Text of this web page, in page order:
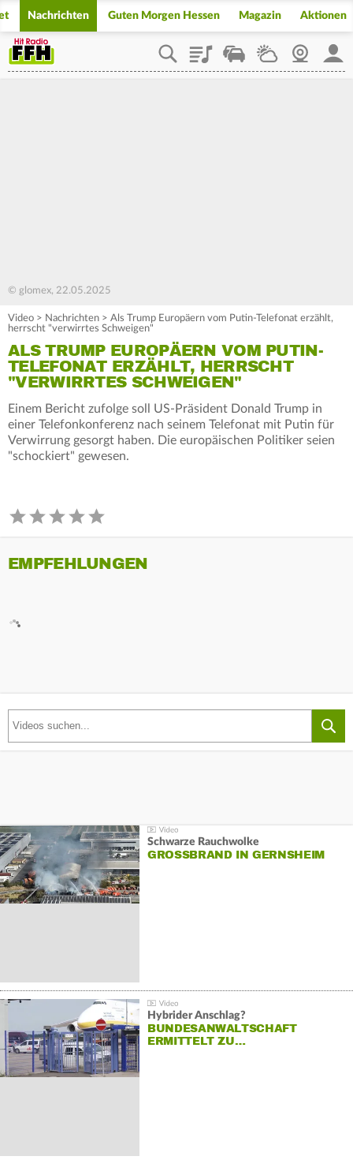
Nachrichten Guten Morgen Hessen Magazin Aktionen
PlaylistStaupilotWetterWebcam
© glomex, 22.05.2025
Video > Nachrichten > Als Trump Europäern vom Putin-Telefonat erzählt,
herrscht "verwirrtes Schweigen"
ALS TRUMP EUROPÄERN VOM PUTIN-
TELEFONAT ERZÄHLT, HERRSCHT
"VERWIRRTES SCHWEIGEN"
Einem Bericht zufolge soll US-Präsident Donald Trump in
einer Telefonkonferenz nach seinem Telefonat mit Putin für
Verwirrung gesorgt haben. Die europäischen Politiker seien
"schockiert" gewesen.
EMPFEHLUNGEN
Schwarze Rauchwolke
GROSSBRAND IN GERNSHEIM
Hybrider Anschlag?
BUNDESANWALTSCHAFT
ERMITTELT ZU…